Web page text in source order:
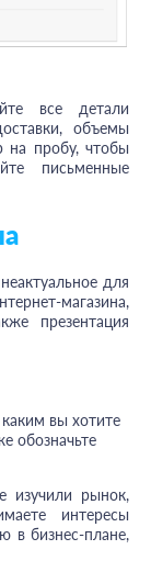
все детали
объемы
на пробу, чтобы
письменные
для
магазина,
презентация
вы хотите
обозначьте
изучили рынок,
интересы
в бизнес-плане,